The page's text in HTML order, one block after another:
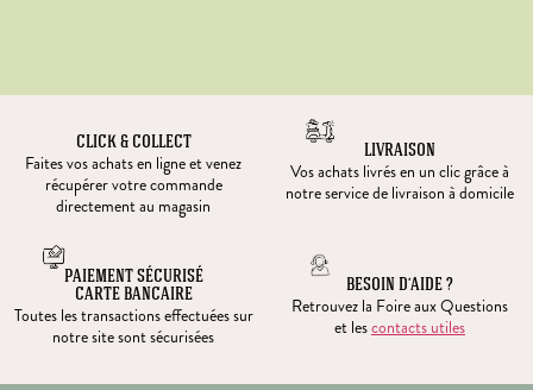
CLICK & COLLECT
Faites vos achats en ligne et venez
récupérer votre commande
directement au magasin
LIVRAISON
Vos achats livrés en un clic grâce à
notre service de livraison à domicile
PAIEMENT SÉCURISÉ
CARTE BANCAIRE
Toutes les transactions effectuées sur
notre site sont sécurisées
BESOIN D’AIDE ?
Retrouvez la Foire aux Questions
et lescontacts utiles